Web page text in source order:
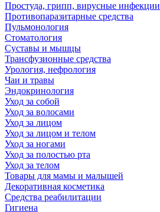
Простуда, грипп, вирусные инфекции
Противопаразитарные средства
Пульмонология
Стоматология
Суставы и мышцы
Трансфузионные средства
Урология, нефрология
Чаи и травы
Эндокринология
Уход за собой
Уход за волосами
Уход за лицом
Уход за лицом и телом
Уход за ногами
Уход за полостью рта
Уход за телом
Товары для мамы и малышей
Декоративная косметика
Средства реабилитации
Гигиена